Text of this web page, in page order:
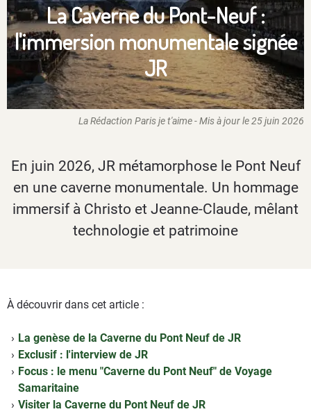
La Caverne du Pont-Neuf :
l'immersion monumentale signée
JR
La Rédaction Paris je t'aime - Mis à jour le25 juin 2026
En juin 2026, JR métamorphose le Pont Neuf
en une caverne monumentale. Un hommage
immersif à Christo et Jeanne-Claude, mêlant
technologie et patrimoine
À découvrir dans cet article :
La genèse de la Caverne du Pont Neuf de JR
Exclusif : l'interview de JR
Focus : le menu "Caverne du Pont Neuf" de Voyage
Samaritaine
Visiter la Caverne du Pont Neuf de JR